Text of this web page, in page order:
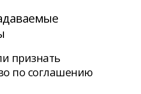
признать
по соглашению